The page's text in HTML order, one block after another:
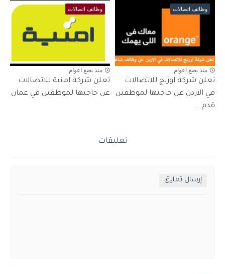
وظائف اتصالات
منذ بضع اعوام
تعلن شركة اورنج للاتصالات
في الاردن عن حاجتها لموظفين
قدم...
وظائف اتصالات
منذ بضع اعوام
تعلن شركة امنية للاتصالات
عن حاجتها لموظفين في عمان
تعليقات
إرسال تعليق